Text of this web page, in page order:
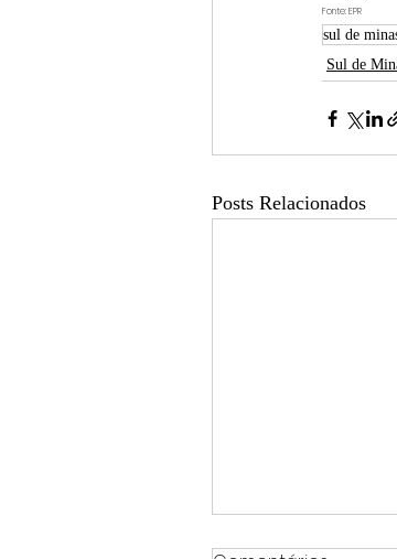
Fonte: EPR
sul de
Sul de
Posts Relacionados